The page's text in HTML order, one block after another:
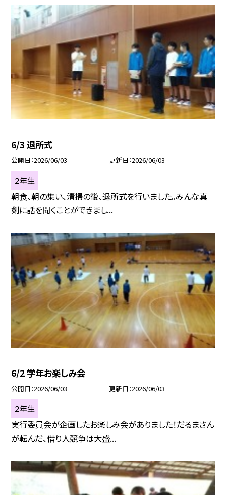
6/3 退所式
公開日 2026/06/03 更新日 2026/06/03
２年生
朝食、朝の集い、清掃の後、退所式を行いました。みんな真
剣に話を聞くことができまし...
6/2 学年お楽しみ会
公開日 2026/06/03 更新日 2026/06/03
２年生
実行委員会が企画したお楽しみ会がありました！だるまさん
が転んだ、借り人競争は大盛...